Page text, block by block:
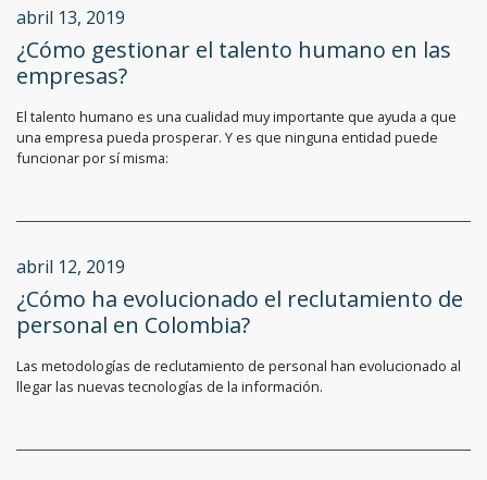
abril 13, 2019
¿Cómo gestionar el talento humano en las
empresas?
El talento humano es una cualidad muy importante que ayuda a que
una empresa pueda prosperar. Y es que ninguna entidad puede
funcionar por sí misma:
abril 12, 2019
¿Cómo ha evolucionado el reclutamiento de
personal en Colombia?
Las metodologías de reclutamiento de personal han evolucionado al
llegar las nuevas tecnologías de la información.